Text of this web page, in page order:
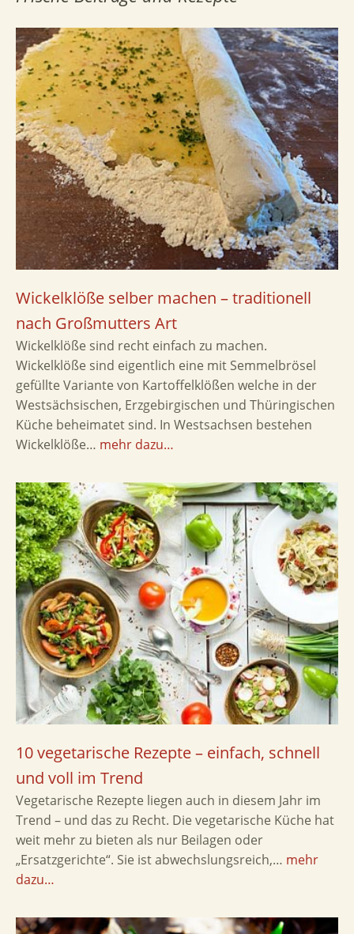
Wickelklöße selber machen – traditionell
nach Großmutters Art
Wickelklöße sind recht einfach zu machen.
Wickelklöße sind eigentlich eine mit Semmelbrösel
gefüllte Variante von Kartoffelklößen welche in der
Westsächsischen, Erzgebirgischen und Thüringischen
Küche beheimatet sind. In Westsachsen bestehen
Wickelklöße… mehr dazu…
10 vegetarische Rezepte – einfach, schnell
und voll im Trend
Vegetarische Rezepte liegen auch in diesem Jahr im
Trend – und das zu Recht. Die vegetarische Küche hat
weit mehr zu bieten als nur Beilagen oder
„Ersatzgerichte“. Sie ist abwechslungsreich,… mehr
dazu…